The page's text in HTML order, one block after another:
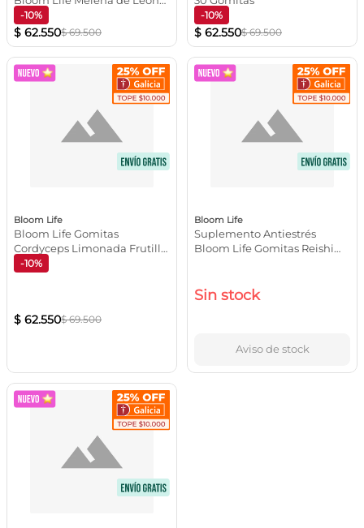
60 Cápsulas
-10%
$ 62.550$ 69.500
-10%
$ 62.550$ 69.500
Bloom Life
Bloom Life Gomitas
Cordyceps Limonada Frutilla
x60
-10%
$ 62.550$ 69.500
Bloom Life
Suplemento Antiestrés
Bloom Life Gomitas Reishi
Sin stock
Aviso de stock